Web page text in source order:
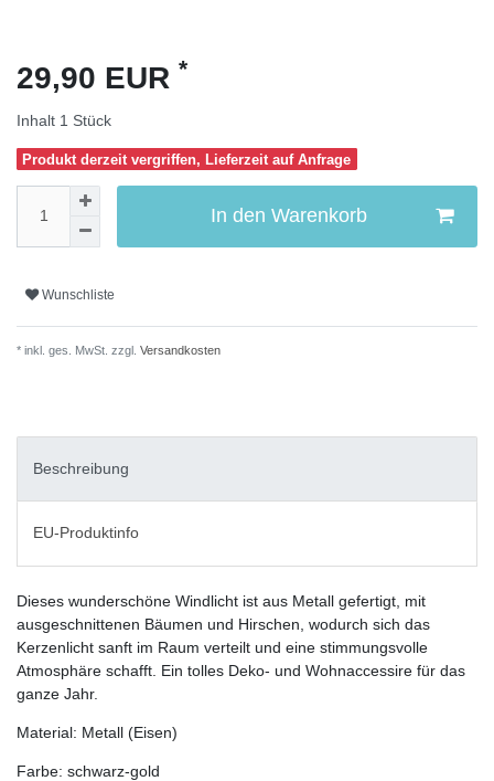
29,90 EUR *
Inhalt 1 Stück
Produkt derzeit vergriffen, Lieferzeit auf Anfrage
In den Warenkorb
Wunschliste
* inkl. ges. MwSt. zzgl. Versandkosten
Beschreibung
EU-Produktinfo
Dieses wunderschöne Windlicht ist aus Metall gefertigt, mit
ausgeschnittenen Bäumen und Hirschen, wodurch sich das
Kerzenlicht sanft im Raum verteilt und eine stimmungsvolle
Atmosphäre schafft. Ein tolles Deko- und Wohnaccessire für das
ganze Jahr.
Material: Metall (Eisen)
Farbe: schwarz-gold